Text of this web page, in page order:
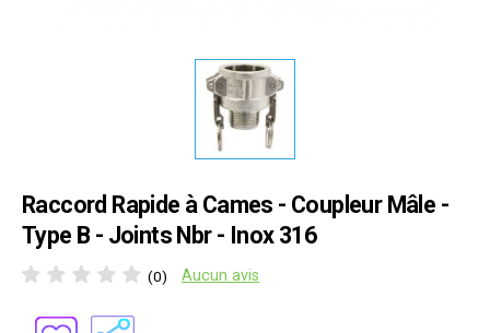
Raccord Rapide à Cames - Coupleur Mâle -
Type B - Joints Nbr - Inox 316
(0) Aucun avis